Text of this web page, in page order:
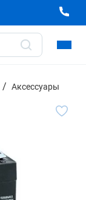
Аксессуары